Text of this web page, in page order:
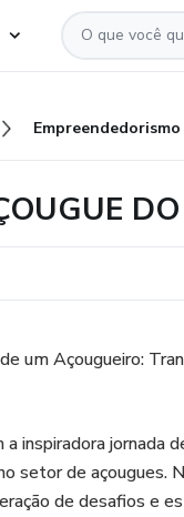
Empreendedorismo
um Açougueiro:
a inspiradora jornada
setor de açougues.
de desafios e